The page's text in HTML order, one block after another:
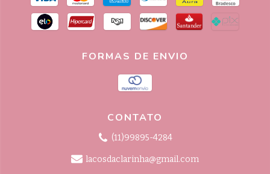
FORMAS DE ENVIO
CONTATO
(11)99895-4284
lacosdaclarinha@gmail.com